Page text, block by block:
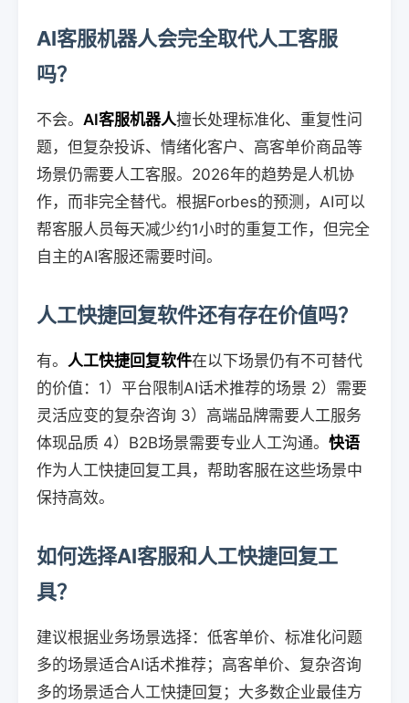
AI客服机器人会完全取代人工客服
吗？
不会。 AI客服机器人擅长处理标准化、重复性问
题，但复杂投诉、情绪化客户、高客单价商品等
场景仍需要人工客服。2026年的趋势是人机协
作，而非完全替代。根据Forbes的预测，AI可以
帮客服人员每天减少约1小时的重复工作，但完全
自主的AI客服还需要时间。
人工快捷回复软件还有存在价值吗？
有。 人工快捷回复软件在以下场景仍有不可替代
的价值：1）平台限制AI话术推荐的场景 2）需要
灵活应变的复杂咨询 3）高端品牌需要人工服务
体现品质 4）B2B场景需要专业人工沟通。 快语
作为人工快捷回复工具，帮助客服在这些场景中
保持高效。
如何选择AI客服和人工快捷回复工
具？
建议根据业务场景选择：低客单价、标准化问题
多的场景适合AI话术推荐；高客单价、复杂咨询
多的场景适合人工快捷回复；大多数企业最佳方